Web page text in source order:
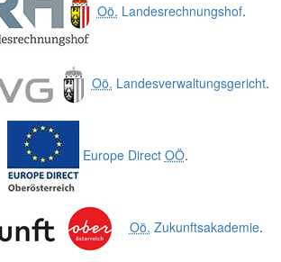
Oö. Landesrechnungshof.
Oö. Landesverwaltungsgericht.
Europe Direct OÖ.
Oö. Zukunftsakademie.